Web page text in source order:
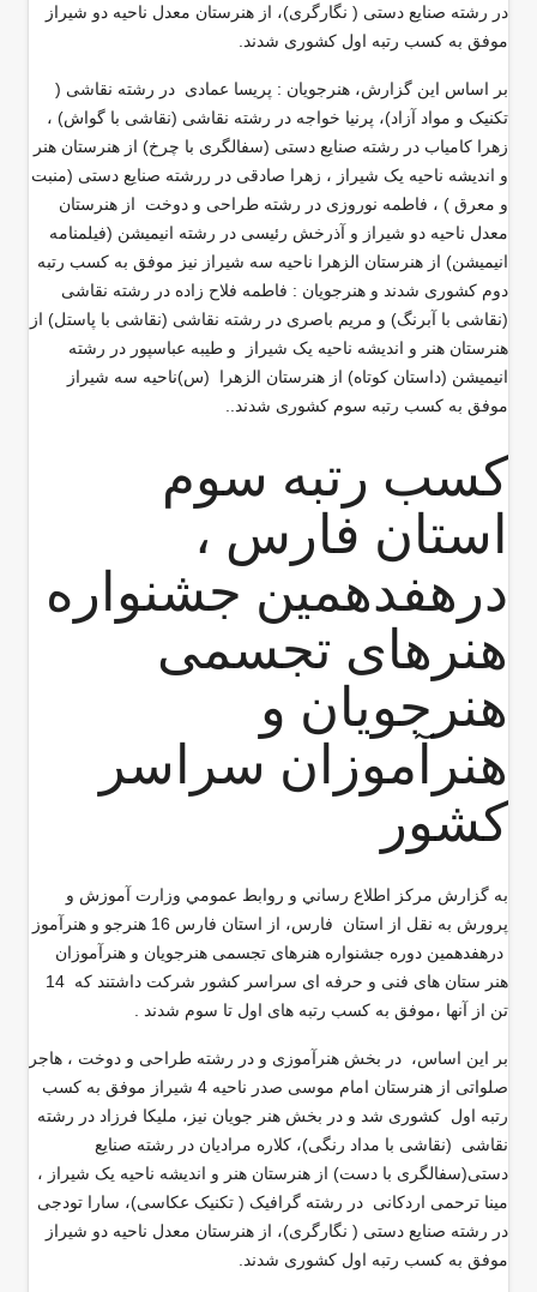
در رشته صنایع دستی ( نگارگری)، از هنرستان معدل ناحیه دو شیراز
موفق به کسب رتبه اول کشوری شدند.
بر اساس اين گزارش، هنرجویان : پریسا عمادی در رشته نقاشی (
تکنیک و مواد آزاد)، پرنیا خواجه در رشته نقاشی (نقاشی با گواش) ،
زهرا کامیاب در رشته صنایع دستی (سفالگری با چرخ) از هنرستان هنر
و اندیشه ناحیه یک شیراز ، زهرا صادقی در ررشته صنایع دستی (منبت
و معرق ) ، فاطمه نوروزی در رشته طراحی و دوخت از هنرستان
معدل ناحیه دو شیراز و آذرخش رئیسی در رشته انیمیشن (فیلمنامه
انیمیشن) از هنرستان الزهرا ناحیه سه شیراز نیز موفق به کسب رتبه
دوم کشوری شدند و هنرجویان : فاطمه فلاح زاده در رشته نقاشی
(نقاشی با آبرنگ) و مریم باصری در رشته نقاشی (نقاشی با پاستل) از
هنرستان هنر و اندیشه ناحیه یک شیراز و طیبه عباسپور در رشته
انیمیشن (داستان کوتاه) از هنرستان الزهرا (س)ناحیه سه شیراز
موفق به کسب رتبه سوم کشوری شدند..
کسب رتبه سوم
استان فارس ،
درهفدهمین جشنواره
هنرهای تجسمی
هنرجویان و
هنرآموزان سراسر
کشور
به گزارش مركز اطلاع رساني و روابط عمومي وزارت آموزش و
پرورش به نقل از استان فارس، از استان فارس 16 هنرجو و هنرآموز
درهفدهمین دوره جشنواره هنرهای تجسمی هنرجویان و هنرآموزان
هنر ستان های فنی و حرفه ای سراسر کشور شرکت داشتند که 14
تن از آنها ،موفق به کسب رتبه های اول تا سوم شدند .
بر اين اساس، در بخش هنرآموزی و در رشته طراحی و دوخت ، هاجر
صلواتی از هنرستان امام موسی صدر ناحیه 4 شیراز موفق به کسب
رتبه اول کشوری شد و در بخش هنر جویان نیز، ملیکا فرزاد در رشته
نقاشی (نقاشی با مداد رنگی)، کلاره مرادیان در رشته صنایع
دستی(سفالگری با دست) از هنرستان هنر و اندیشه ناحیه یک شیراز ،
مینا ترحمی اردکانی در رشته گرافیک ( تکنیک عکاسی)، سارا تودجی
در رشته صنایع دستی ( نگارگری)، از هنرستان معدل ناحیه دو شیراز
موفق به کسب رتبه اول کشوری شدند.